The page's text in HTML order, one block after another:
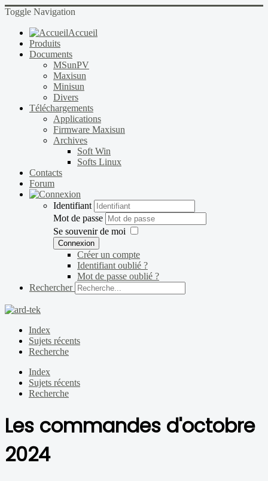
Toggle Navigation
Accueil
Produits
Documents
MSunPV
Maxisun
Minisun
Divers
Téléchargements
Applications
Firmware Maxisun
Archives
Soft Win
Softs Linux
Contacts
Forum
Identifiant
Mot de passe
Se souvenir de moi
Connexion
Créer un compte
Identifiant oublié ?
Mot de passe oublié ?
Rechercher
Index
Sujets récents
Recherche
Index
Sujets récents
Recherche
Les commandes d'octobre
2024